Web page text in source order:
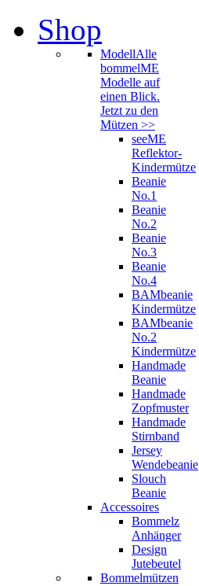
Shop
ModellAlle
bommelME
Modelle auf
einen Blick.
Jetzt zu den
Mützen >>
seeME
Reflektor-
Kindermütze
Beanie
No.1
Beanie
No.2
Beanie
No.3
Beanie
No.4
BAMbeanie
Kindermütze
BAMbeanie
No.2
Kindermütze
Handmade
Beanie
Handmade
Zopfmuster
Handmade
Stirnband
Jersey
Wendebeanie
Slouch
Beanie
Accessoires
Bommelz
Anhänger
Design
Jutebeutel
Bommelmützen